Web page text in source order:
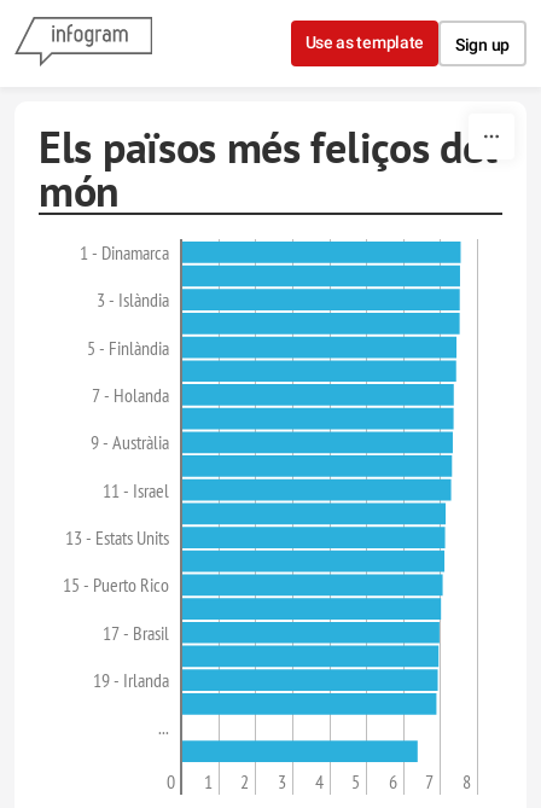
Skip to content
Use as template Sign up
Els països més feliços del
món
1 - Dinamarca
3 - Islàndia
5 - Finlàndia
7 - Holanda
9 - Austràlia
11 - Israel
13 - Estats Units
15 - Puerto Rico
17 - Brasil
19 - Irlanda
...
0 1 2 3 4 5 6 7 8